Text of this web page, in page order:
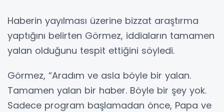
Haberin yayılması üzerine bizzat araştırma
yaptığını belirten Görmez, iddiaların tamamen
yalan olduğunu tespit ettiğini söyledi.
Görmez, “Aradım ve asla böyle bir yalan.
Tamamen yalan bir haber. Böyle bir şey yok.
Sadece program başlamadan önce, Papa ve